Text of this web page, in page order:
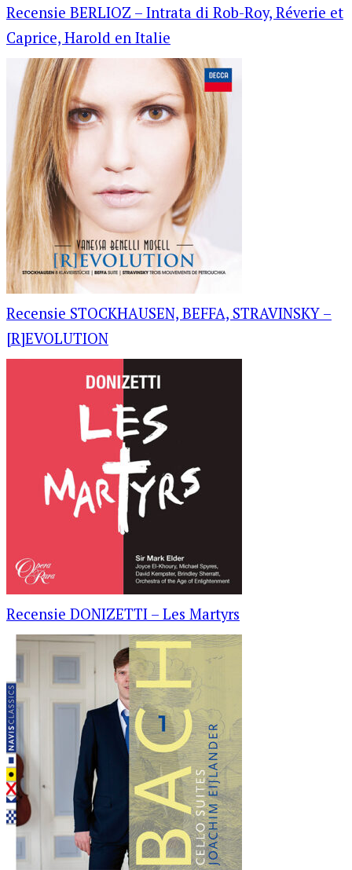
Recensie BERLIOZ – Intrata di Rob-Roy, Réverie et
Caprice, Harold en Italie
Recensie STOCKHAUSEN, BEFFA, STRAVINSKY –
[R]EVOLUTION
Recensie DONIZETTI – Les Martyrs